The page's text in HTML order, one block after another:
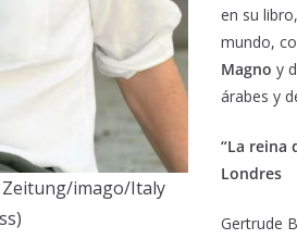
Zeitung/imago/Italy
en su
mundo,
Magno y
árabes y
“La reina
Londres
Gertrude